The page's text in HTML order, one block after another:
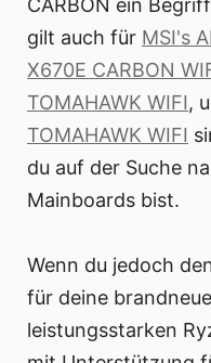
gilt auch für MSI's
X670E CARBON
TOMAHAWK WIFI,
TOMAHAWK WIFI
du auf der Suche
Mainboards bist.
Wenn du jedoch
für deine
leistungsstarken